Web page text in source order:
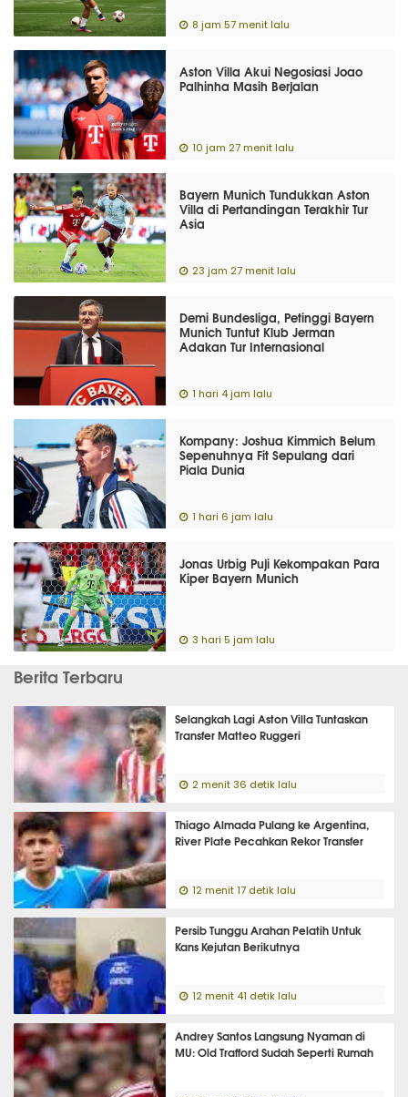
8 jam 57 menit lalu
Aston Villa Akui Negosiasi Joao
Palhinha Masih Berjalan
10 jam 27 menit lalu
Bayern Munich Tundukkan Aston
Villa di Pertandingan Terakhir Tur
Asia
23 jam 27 menit lalu
Demi Bundesliga, Petinggi Bayern
Munich Tuntut Klub Jerman
Adakan Tur Internasional
1 hari 4 jam lalu
Kompany: Joshua Kimmich Belum
Sepenuhnya Fit Sepulang dari
Piala Dunia
1 hari 6 jam lalu
Jonas Urbig Puji Kekompakan Para
Kiper Bayern Munich
3 hari 5 jam lalu
Berita Terbaru
Selangkah Lagi Aston Villa Tuntaskan
Transfer Matteo Ruggeri
2 menit 36 detik lalu
Thiago Almada Pulang ke Argentina,
River Plate Pecahkan Rekor Transfer
12 menit 17 detik lalu
Persib Tunggu Arahan Pelatih Untuk
Kans Kejutan Berikutnya
12 menit 41 detik lalu
Andrey Santos Langsung Nyaman di
MU: Old Trafford Sudah Seperti Rumah